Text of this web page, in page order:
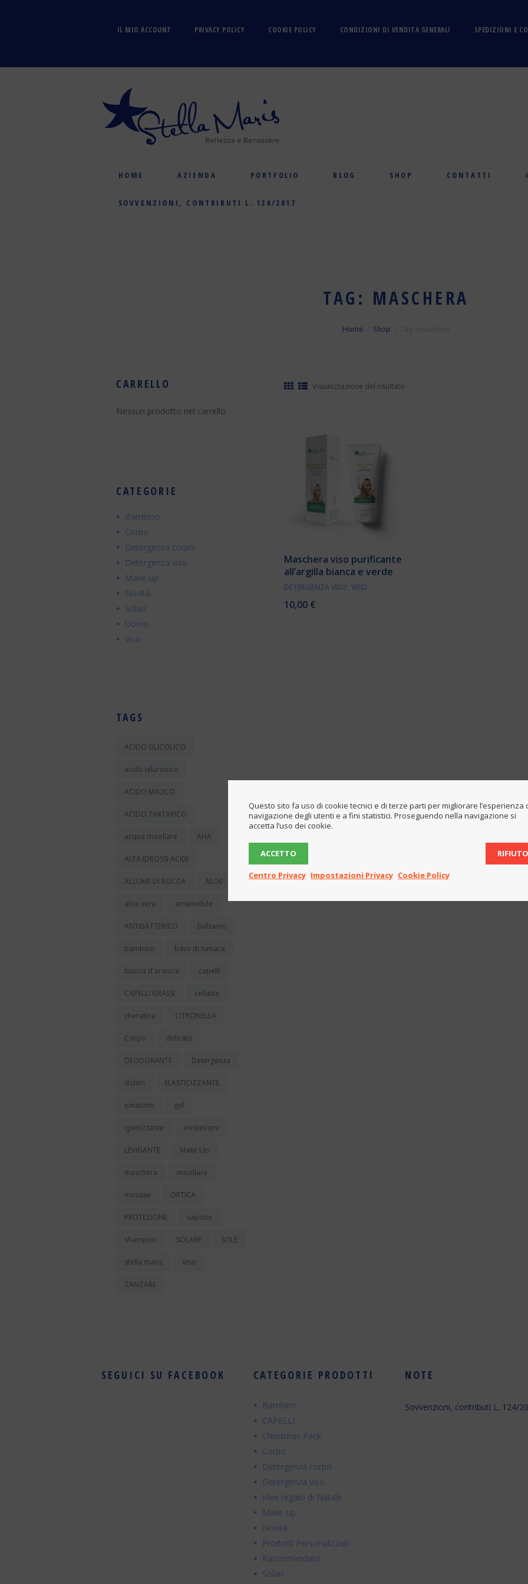
IL MIO ACCOUNT PRIVACY POLICY COOKIE POLICY CONDIZIONI DI VENDITA GENERALI SPEDIZIONI E
HOME AZIENDA PORTFOLIO BLOG SHOP CONTATTI
SOVVENZIONI, CONTRIBUTI L. 124/2017
TAG: MASCHERA
Home Shop
Visualizzazione del risultato
Maschera viso purificante
all’argilla bianca e verde
DETERGENZA VISO, VISO
10,00 €
CARRELLO
Nessun prodotto nel carrello.
CATEGORIE
Bambino
Corpo
Detergenza corpo
Detergenza viso
Make-up
Novità
Solari
Uomo
Viso
TAGS
ACIDO GLICOLICO
acido ialuronico
ACIDO MALICO
ACIDO TARTARICO
acqua micellare AHA
ALFA IDROSSI ACIDI
ALLUME DI ROCCA ALOE
aloe vera amamelide
ANTIBATTERICO balsamo
bambino bava di lumaca
buccia d'arancia capelli
CAPELLI GRASSI cellulite
cheratina CITRONELLA
Corpo delicato
DEODORANTE Detergenza
dolori ELASTICIZZANTE
ematomi gel
Igienizzante inestetismi
LEVIGANTE Make Up
maschera micellare
mousse ORTICA
PROTEZIONE sapone
shampoo SOLARE SOLE
stella maris Viso
ZANZARE
SEGUICI SU FACEBOOK CATEGORIE PRODOTTI
Bambino
CAPELLI
Christmas Pack
Corpo
Detergenza corpo
Detergenza viso
Idee regalo di Natale
Make-up
Novità
Prodotti Personalizzati
Raccomandato
Solari
NOTE
Sovvenzioni, contributi L. 124/
Questo sito fa uso di cookie tecnici e di terze parti per migliorare l’esperienza
navigazione degli utenti e a fini statistici. Proseguendo nella navigazione si
accetta l’uso dei cookie.
ACCETTO RIFIUTO
Centro Privacy Impostazioni Privacy Cookie Policy